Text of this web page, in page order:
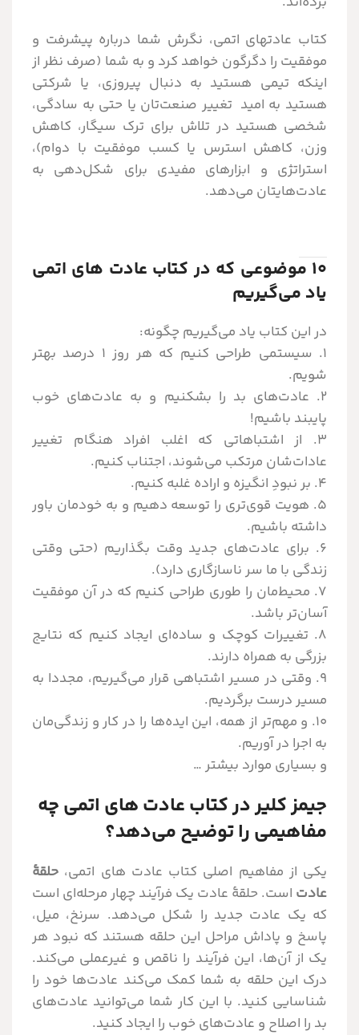
کتاب عادتهای اتمی، نگرش شما درباره پیشرفت و
موفقیت را دگرگون خواهد کرد و به شما (صرف نظر از
اینکه تیمی هستید به دنبال پیروزی، یا شرکتی
هستید به امید تغییر صنعت‌تان یا حتی به سادگی،
شخصی هستید در تلاش برای ترک سیگار، کاهش
وزن، کاهش استرس یا کسب موفقیت با دوام)،
استراتژی و ابزارهای مفیدی برای شکل‌دهی به
عادت‌هایتان می‌دهد.
۱۰ موضوعی که در کتاب عادت های اتمی
یاد می‌گیریم
در این کتاب یاد می‌گیریم چگونه:
۱. سیستمی طراحی کنیم که هر روز 1 درصد بهتر
شویم.
۲. عادت‌های بد را بشکنیم و به عادت‌های خوب
پایبند باشیم!
۳. از اشتباهاتی که اغلب افراد هنگام تغییر
عادات‌شان مرتکب می‌شوند، اجتناب کنیم.
۴. بر نبودِ انگیزه و اراده غلبه کنیم.
۵. هویت قوی‌تری را توسعه دهیم و به خودمان باور
داشته باشیم.
۶. برای عادت‌های جدید وقت بگذاریم (حتی وقتی
زندگی با ما سر ناسازگاری دارد).
۷. محیط‌مان را طوری طراحی کنیم که در آن موفقیت
آسان‌تر باشد.
۸. تغییرات کوچک و ساده‌ای ایجاد کنیم که نتایج
بزرگی به همراه دارند.
۹. وقتی در مسیر اشتباهی قرار می‌گیریم، مجددا به
مسیر درست برگردیم.
۱۰. و مهم‌تر از همه، این ایده‌ها را در کار و زندگی‌مان
به اجرا در آوریم.
و بسیاری موارد بیشتر
جیمز کلیر در کتاب عادت های اتمی چه
مفاهیمی را توضیح می‌دهد؟
یکی از مفاهیم اصلی کتاب عادت های اتمی، حلقۀ
عادت است. حلقۀ عادت یک فرآیند چهار مرحله‌ای است
که یک عادت جدید را شکل می‌دهد. سرنخ، میل،
پاسخ و پاداش مراحل این حلقه هستند که نبود هر
یک از آن‌ها، این فرآیند را ناقص و غیرعملی می‌کند.
درک این حلقه به شما کمک می‌کند عادت‌ها خود را
شناسایی کنید. با این کار شما می‌توانید عادت‌های
بد را اصلاح و عادت‌های خوب را ایجاد کنید.